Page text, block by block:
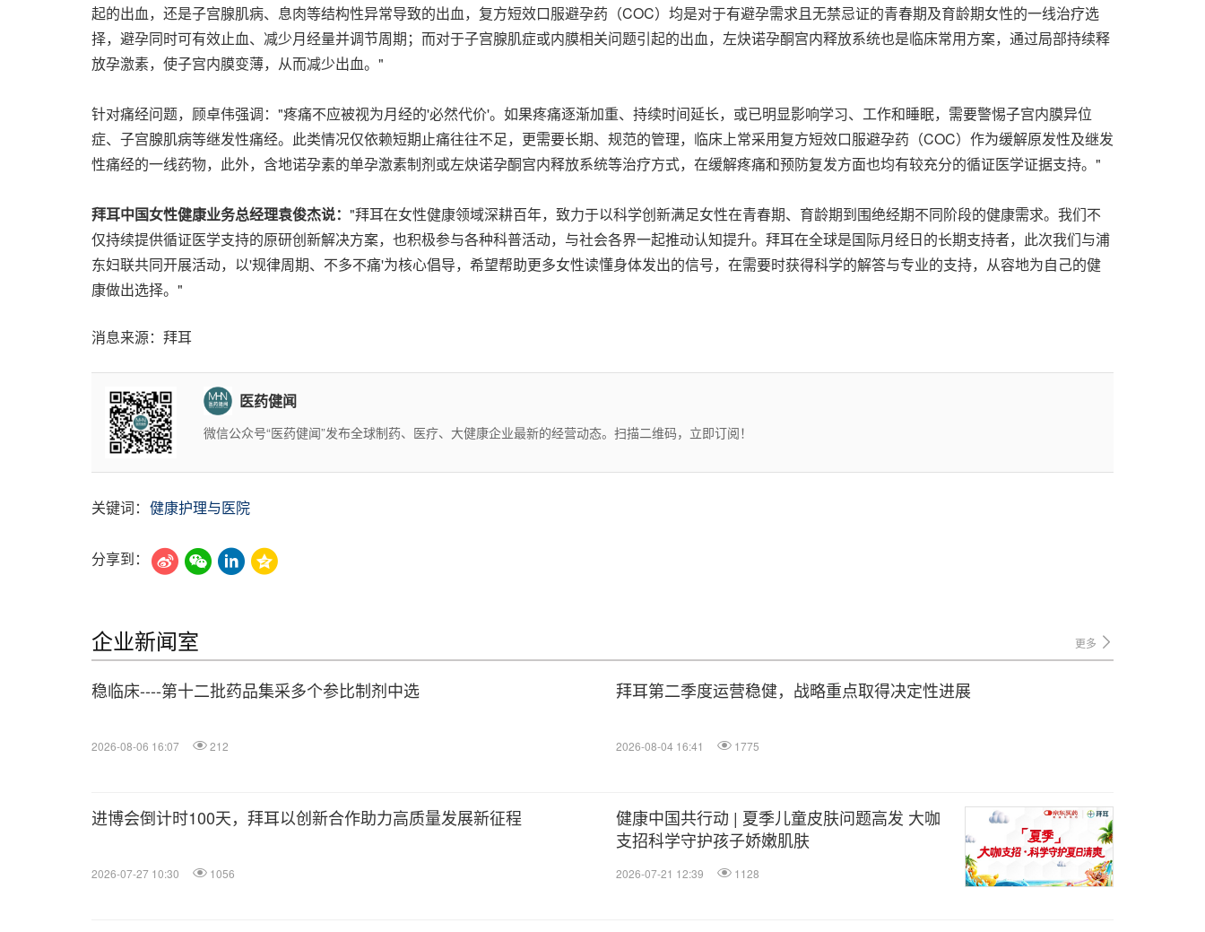
起的出血，还是子宫腺肌病、息肉等结构性异常导致的出血，复方短效口服避孕药（COC）均是对于有避孕需求且无禁忌证的青春期及育龄期女性的一线治疗选
择，避孕同时可有效止血、减少月经量并调节周期；而对于子宫腺肌症或内膜相关问题引起的出血，左炔诺孕酮宫内释放系统也是临床常用方案，通过局部持续释
放孕激素，使子宫内膜变薄，从而减少出血。"
针对痛经问题，顾卓伟强调："疼痛不应被视为月经的'必然代价'。如果疼痛逐渐加重、持续时间延长，或已明显影响学习、工作和睡眠，需要警惕子宫内膜异位
症、子宫腺肌病等继发性痛经。此类情况仅依赖短期止痛往往不足，更需要长期、规范的管理，临床上常采用复方短效口服避孕药（COC）作为缓解原发性及继发
性痛经的一线药物，此外，含地诺孕素的单孕激素制剂或左炔诺孕酮宫内释放系统等治疗方式，在缓解疼痛和预防复发方面也均有较充分的循证医学证据支持。"
拜耳中国女性健康业务总经理袁俊杰说： "拜耳在女性健康领域深耕百年，致力于以科学创新满足女性在青春期、育龄期到围绝经期不同阶段的健康需求。我们不
仅持续提供循证医学支持的原研创新解决方案，也积极参与各种科普活动，与社会各界一起推动认知提升。拜耳在全球是国际月经日的长期支持者，此次我们与浦
东妇联共同开展活动，以'规律周期、不多不痛'为核心倡导，希望帮助更多女性读懂身体发出的信号，在需要时获得科学的解答与专业的支持，从容地为自己的健
康做出选择。"
消息来源：拜耳
医药健闻
微信公众号“医药健闻”发布全球制药、医疗、大健康企业最新的经营动态。扫描二维码，立即订阅！
关键词： 健康护理与医院
分享到：
企业新闻室 更多
稳临床----第十二批药品集采多个参比制剂中选
2026-08-06 16:07 212
拜耳第二季度运营稳健，战略重点取得决定性进展
2026-08-04 16:41 1775
进博会倒计时100天，拜耳以创新合作助力高质量发展新征程
2026-07-27 10:30 1056
健康中国共行动 | 夏季儿童皮肤问题高发 大咖
支招科学守护孩子娇嫩肌肤
2026-07-21 12:39 1128